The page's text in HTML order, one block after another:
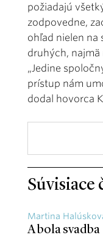
požiadajú
zodpovedne,
ohľad nielen na
druhých, najmä
„Jedine
prístup nám
dodal hovorca
Súvisiace
Martina
A bola svadba